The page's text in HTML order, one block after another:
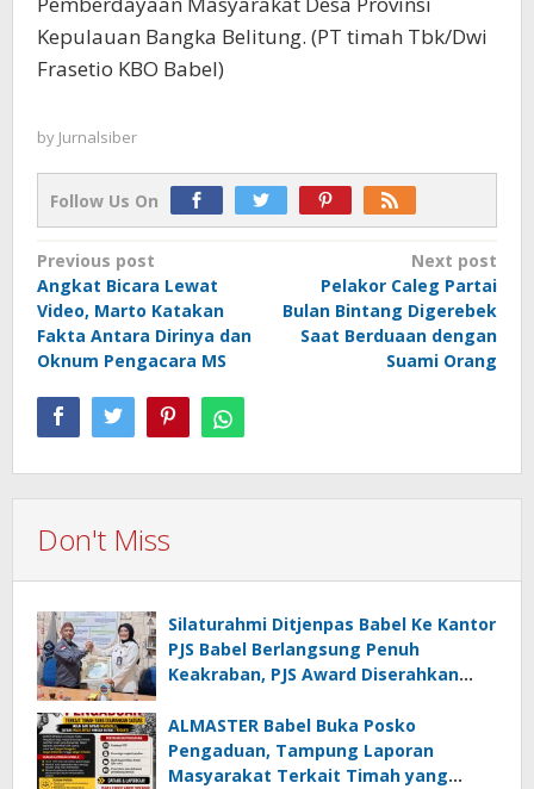
Kepulauan Bangka Belitung. (PT timah Tbk/Dwi
Frasetio KBO Babel)
by Jurnalsiber
Follow Us On
Post
navigation
Previous post
Angkat Bicara Lewat
Video, Marto Katakan
Fakta Antara Dirinya dan
Oknum Pengacara MS
Next post
Pelakor Caleg Partai
Bulan Bintang Digerebek
Saat Berduaan dengan
Suami Orang
Don't Miss
Silaturahmi Ditjenpas Babel Ke Kantor
PJS Babel Berlangsung Penuh
Keakraban, PJS Award Diserahkan
ALMASTER Babel Buka Posko
Pengaduan, Tampung Laporan
Masyarakat Terkait Timah yang